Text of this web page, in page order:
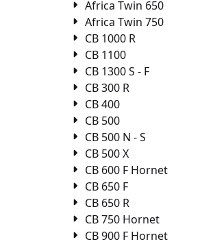
Africa Twin 650
Africa Twin 750
CB 1000 R
CB 1100
CB 1300 S - F
CB 300 R
CB 400
CB 500
CB 500 N - S
CB 500 X
CB 600 F Hornet
CB 650 F
CB 650 R
CB 750 Hornet
CB 900 F Hornet